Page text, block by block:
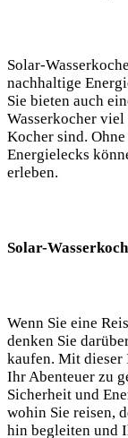
Solar-
⁤nachhaltige
Sie bieten‍ auch
Wasserkocher
Kocher sind.
Energielecks
erleben.
Solar-
Wenn Sie eine
denken Sie
kaufen. Mit ⁣dieser
Ihr Abenteuer ⁢zu
Sicherheit ‍und
wohin Sie reisen,
hin begleiten⁢ und